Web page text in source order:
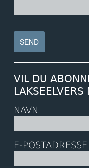
VIL DU
LAKSEELVERS
NAVN
E-POSTADRESSE